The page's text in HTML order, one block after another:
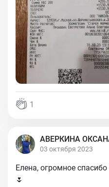
1
АВЕРКИНА
03 октября 2023
Елена, огромное
🌷